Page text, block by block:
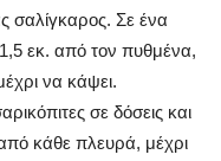
σαλίγκαρος. Σε ένα
εκ. από τον πυθμένα,
να κάψει.
σε δόσεις και
κάθε πλευρά, μέχρι